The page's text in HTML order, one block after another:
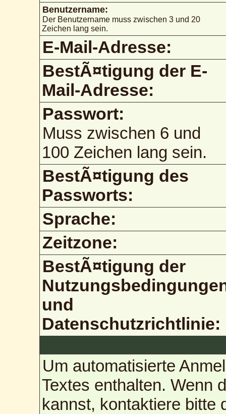
Benutzername:
Der Benutzername muss zwischen 3 und 20
Zeichen lang sein.
E-Mail-Adresse:
BestÃ¤tigung der E-
Mail-Adresse:
Passwort:
Muss zwischen 6 und
100 Zeichen lang sein.
BestÃ¤tigung des
Passworts:
Sprache:
Zeitzone:
BestÃ¤tigung der
und
Datenschutzrichtlinie:
Um automatisierte
Textes enthalten. Wenn
kannst, kontaktiere bitte